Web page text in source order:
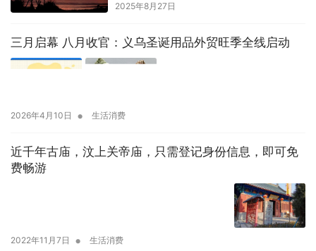
2025年8月27日
三月启幕 八月收官：义乌圣诞用品外贸旺季全线启动
2026年4月10日 • 生活消费
近千年古庙，汶上关帝庙，只需登记身份信息，即可免
费畅游
2022年11月7日 • 生活消费